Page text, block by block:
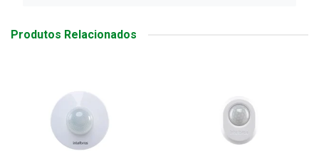
Produtos Relacionados